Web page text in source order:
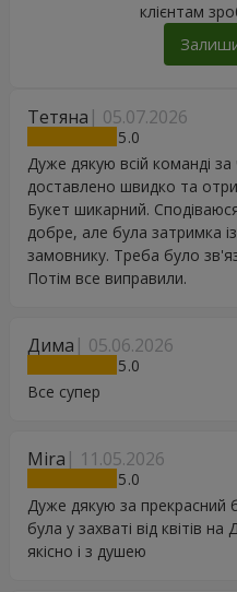
Тетяна 05.07.2026
5
Дуже дякую всій команді
доставлено швидко та
Букет шикарний.
добре, але була затримка
замовнику. Треба було
Потім все виправили.
Дима 05.06.2026
5
Все супер
Mira 11.05.2026
5
Дуже дякую за прекрасний
була у захваті від квітів
якісно і з душею
клієнтам